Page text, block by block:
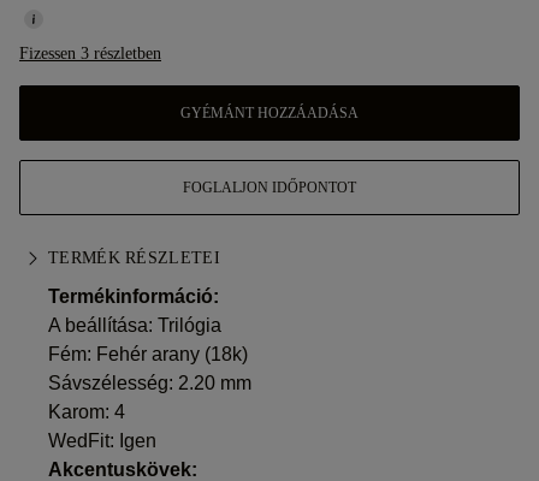
Fizessen 3 részletben
GYÉMÁNT HOZZÁADÁSA
FOGLALJON IDŐPONTOT
TERMÉK RÉSZLETEI
Termékinformáció:
A beállítása: Trilógia
Fém: Fehér arany (18k)
Sávszélesség: 2.20 mm
Karom: 4
WedFit: Igen
Akcentuskövek: